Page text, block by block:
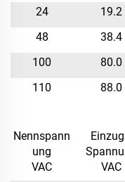
24
19.2
48
38.4
100
80.0
110
88.0
Nennspann
ung
VAC
VAC